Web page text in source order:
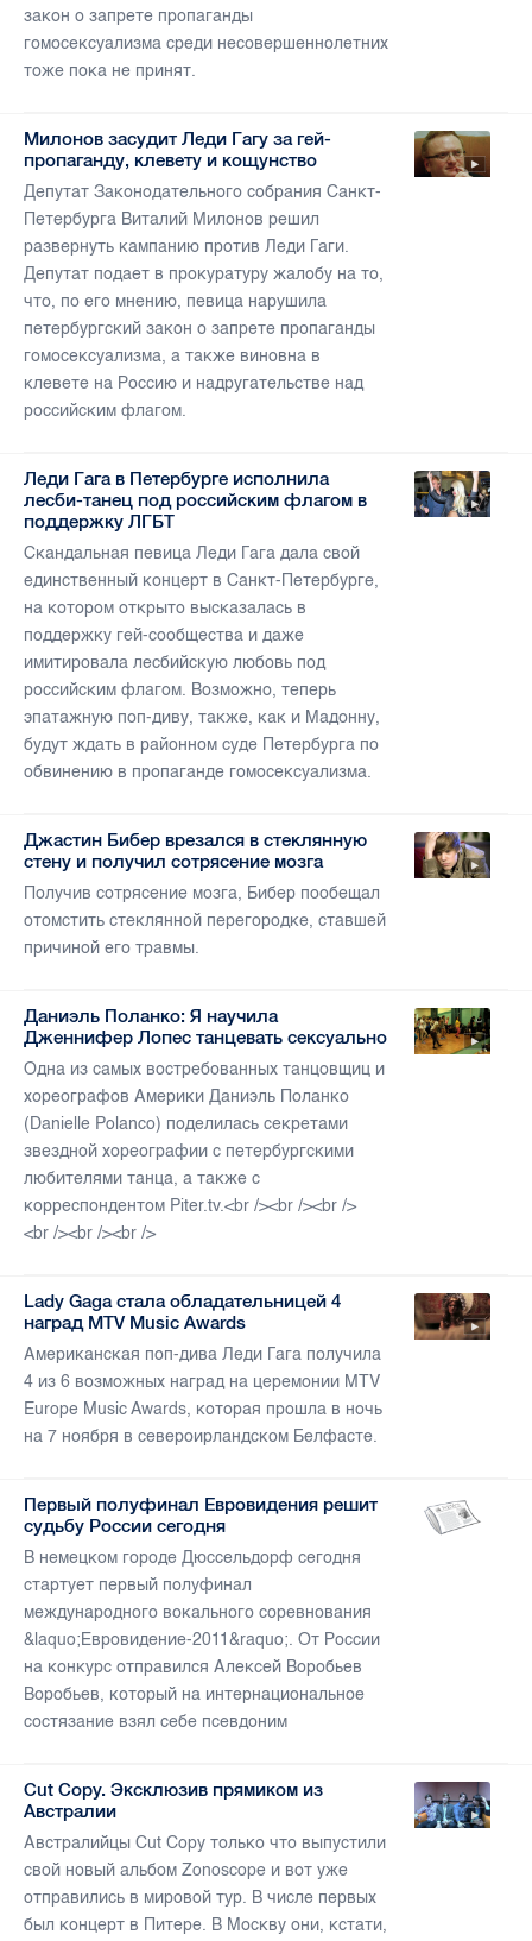
закон о запрете пропаганды
гомосексуализма среди несовершеннолетних
тоже пока не принят.
Милонов засудит Леди Гагу за гей-
пропаганду, клевету и кощунство
Депутат Законодательного собрания Санкт-
Петербурга Виталий Милонов решил
развернуть кампанию против Леди Гаги.
Депутат подает в прокуратуру жалобу на то,
что, по его мнению, певица нарушила
петербургский закон о запрете пропаганды
гомосексуализма, а также виновна в
клевете на Россию и надругательстве над
российским флагом.
Леди Гага в Петербурге исполнила
лесби-танец под российским флагом в
поддержку ЛГБТ
Скандальная певица Леди Гага дала свой
единственный концерт в Санкт-Петербурге,
на котором открыто высказалась в
поддержку гей-сообщества и даже
имитировала лесбийскую любовь под
российским флагом. Возможно, теперь
эпатажную поп-диву, также, как и Мадонну,
будут ждать в районном суде Петербурга по
обвинению в пропаганде гомосексуализма.
Джастин Бибер врезался в стеклянную
стену и получил сотрясение мозга
Получив сотрясение мозга, Бибер пообещал
отомстить стеклянной перегородке, ставшей
причиной его травмы.
Даниэль Поланко: Я научила
Дженнифер Лопес танцевать сексуально
Одна из самых востребованных танцовщиц и
хореографов Америки Даниэль Поланко
(Danielle Polanco) поделилась секретами
звездной хореографии с петербургскими
любителями танца, а также с
корреспондентом Piter.tv.<br /><br /><br />
<br /><br /><br />
Lady Gaga стала обладательницей 4
наград MTV Music Awards
Американская поп-дива Леди Гага получила
4 из 6 возможных наград на церемонии MTV
Europe Music Awards, которая прошла в ночь
на 7 ноября в североирландском Белфасте.
Первый полуфинал Евровидения решит
судьбу России сегодня
В немецком городе Дюссельдорф сегодня
стартует первый полуфинал
международного вокального соревнования
&laquo;Евровидение-2011&raquo;. От России
на конкурс отправился Алексей Воробьев
Воробьев, который на интернациональное
состязание взял себе псевдоним
Cut Copy. Эксклюзив прямиком из
Австралии
Австралийцы Cut Copy только что выпустили
свой новый альбом Zonoscope и вот уже
отправились в мировой тур. В числе первых
был концерт в Питере. В Москву они, кстати,